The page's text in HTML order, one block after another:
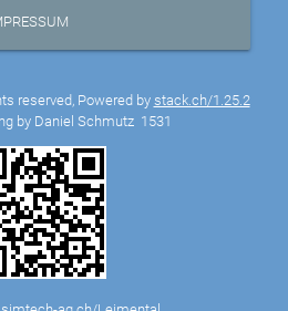
reserved, Powered by stack.ch/1.25.2
by Daniel Schmutz 1531